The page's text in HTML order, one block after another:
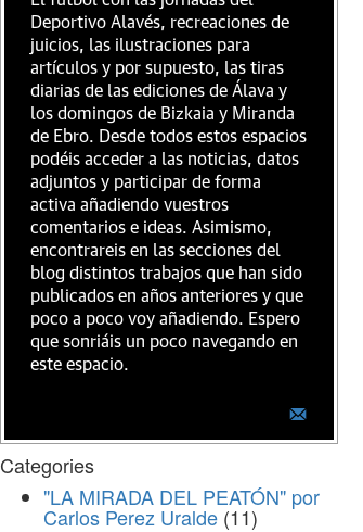
Deportivo Alavés, recreaciones de
juicios, las ilustraciones para
artículos y por supuesto, las tiras
diarias de las ediciones de Álava y
los domingos de Bizkaia y Miranda
de Ebro. Desde todos estos espacios
podéis acceder a las noticias, datos
adjuntos y participar de forma
activa añadiendo vuestros
comentarios e ideas. Asimismo,
encontrareis en las secciones del
blog distintos trabajos que han sido
publicados en años anteriores y que
poco a poco voy añadiendo. Espero
que sonriáis un poco navegando en
este espacio.
Categories
"LA MIRADA DEL PEATÓN" por
Carlos Perez Uralde (11)